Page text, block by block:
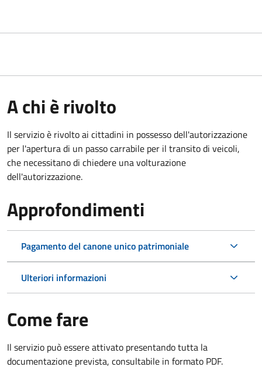
A chi è rivolto
Il servizio è rivolto ai cittadini in possesso dell'autorizzazione
per l'apertura di un passo carrabile per il transito di veicoli,
che necessitano di chiedere una volturazione
dell'autorizzazione.
Approfondimenti
Pagamento del canone unico patrimoniale
Ulteriori informazioni
Come fare
Il servizio può essere attivato presentando tutta la
documentazione prevista, consultabile in formato PDF.